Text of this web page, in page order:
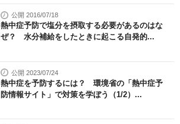
公開 2016/07/18
熱中症予防で塩分を摂取する必要があるのはな
ぜ？ 水分補給をしたときに起こる自発的...
公開 2023/07/24
熱中症を予防するには？ 環境省の「熱中症予
防情報サイト」で対策を学ぼう（1/2）...